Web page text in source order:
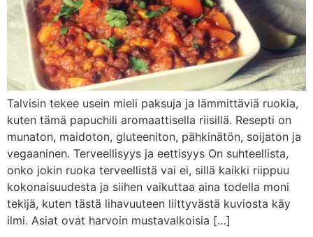
Talvisin tekee usein mieli paksuja ja lämmittäviä ruokia,
kuten tämä papuchili aromaattisella riisillä. Resepti on
munaton, maidoton, gluteeniton, pähkinätön, soijaton ja
vegaaninen. Terveellisyys ja eettisyys On suhteellista,
onko jokin ruoka terveellistä vai ei, sillä kaikki riippuu
kokonaisuudesta ja siihen vaikuttaa aina todella moni
tekijä, kuten tästä lihavuuteen liittyvästä kuviosta käy
ilmi. Asiat ovat harvoin mustavalkoisia […]